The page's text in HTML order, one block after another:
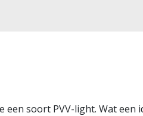
soort PVV-light. Wat een